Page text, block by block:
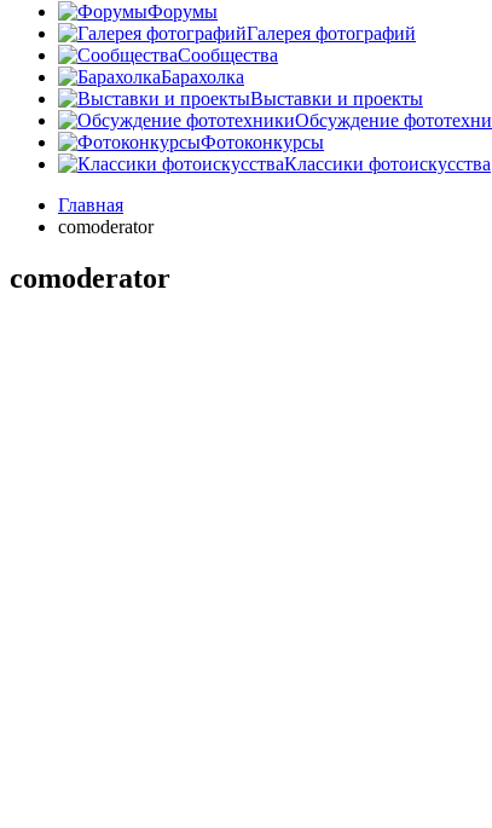
Форумы
Галерея фотографий
Сообщества
Барахолка
Выставки и проекты
Обсуждение
Фотоконкурсы
Классики фотоискусства
Главная
comoderator
comoderator